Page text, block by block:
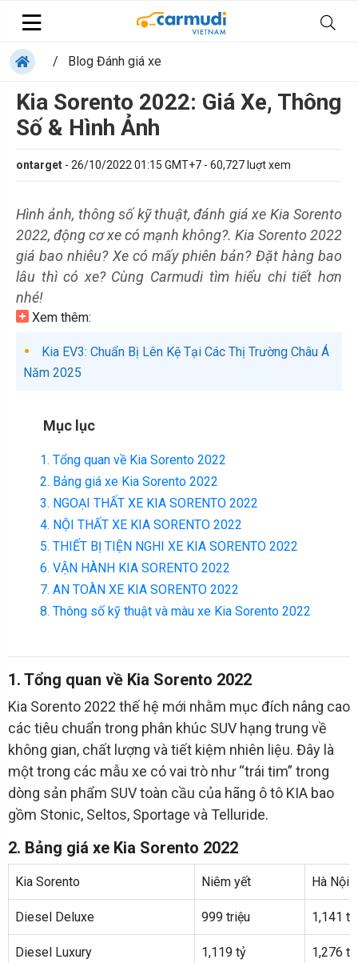
/ Blog Đánh giá xe
Kia Sorento 2022: Giá Xe, Thông
Số & Hình Ảnh
ontarget - 26/10/2022 01:15 GMT+7 - 60,727 luợt xem
Hình ảnh, thông số kỹ thuật, đánh giá xe Kia Sorento
2022, động cơ xe có mạnh không?. Kia Sorento 2022
giá bao nhiêu? Xe có mấy phiên bản? Đặt hàng bao
lâu thì có xe? Cùng Carmudi tìm hiểu chi tiết hơn
nhé!
Xem thêm:
Kia EV3: Chuẩn Bị Lên Kệ Tại Các Thị Trường Châu Á
Năm 2025
Mục lục
1. Tổng quan về Kia Sorento 2022
2. Bảng giá xe Kia Sorento 2022
3. NGOẠI THẤT XE KIA SORENTO 2022
4. NỘI THẤT XE KIA SORENTO 2022
5. THIẾT BỊ TIỆN NGHI XE KIA SORENTO 2022
6. VẬN HÀNH KIA SORENTO 2022
7. AN TOÀN XE KIA SORENTO 2022
8. Thông số kỹ thuật và màu xe Kia Sorento 2022
1. Tổng quan về Kia Sorento 2022
Kia Sorento 2022 thế hệ mới nhằm mục đích nâng cao
các tiêu chuẩn trong phân khúc SUV hạng trung về
không gian, chất lượng và tiết kiệm nhiên liệu. Đây là
một trong các mẫu xe có vai trò như “trái tim” trong
dòng sản phẩm SUV toàn cầu của hãng ô tô KIA bao
gồm Stonic, Seltos, Sportage và Telluride.
2. Bảng giá xe Kia Sorento 2022
Kia Sorento Niêm yết Hà Nội
Diesel Deluxe 999 triệu 1,141 tỷ
Diesel Luxury 1,119 tỷ 1,276 tỷ